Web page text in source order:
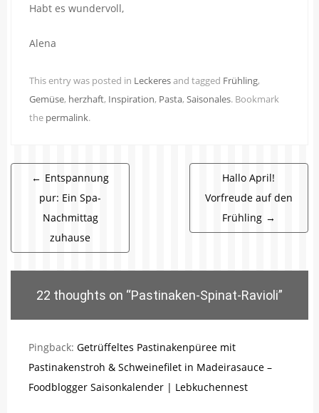
Habt es wundervoll,
Alena
This entry was posted in Leckeresand tagged Frühling,
Gemüse, herzhaft, Inspiration, Pasta, Saisonales. Bookmark
the permalink.
Beitragsnavigation
← Entspannung
pur: Ein Spa-
Nachmittag
zuhause
Hallo April!
Vorfreude auf den
Frühling →
22 thoughts on “Pastinaken-Spinat-Ravioli”
Pingback: Getrüffeltes Pastinakenpüree mit
Pastinakenstroh & Schweinefilet in Madeirasauce –
Foodblogger Saisonkalender | Lebkuchennest